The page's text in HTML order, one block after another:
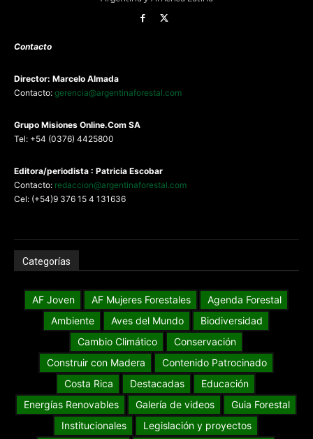
Contacto
Director: Marcelo Almada
Contacto: gerencia@argentinaforestal.com
Grupo Misiones Online.Com SA
Tel: +54 (0376) 4425800
Editora/periodista : Patricia Escobar
Contacto: redaccion@argentinaforestal.com
Cel: (+54)9 376 15 4 131636
Categorías
AF Joven AF Mujeres Forestales
Agenda Forestal
Ambiente
Aves del Mundo
Biodiversidad
Cambio Climático
Conservación
Construir con Madera
Contenido Patrocinado
Costa Rica
Destacadas
Educación
Energías Renovables
Galería de videos
Guia Forestal
Institucionales
Legislación y proyectos